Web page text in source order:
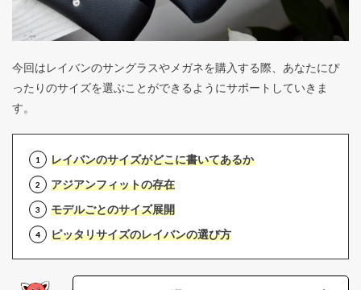
今回はレイバンのサングラスやメガネを購入する際、あなたにぴ
ったりのサイズを選ぶことができるようにサポートしていきま
す。
レイバンのサイズがどこに書いてあるか
アジアンフィットの存在
モデルごとのサイズ展開
ピッタリサイズのレイバンの選び方